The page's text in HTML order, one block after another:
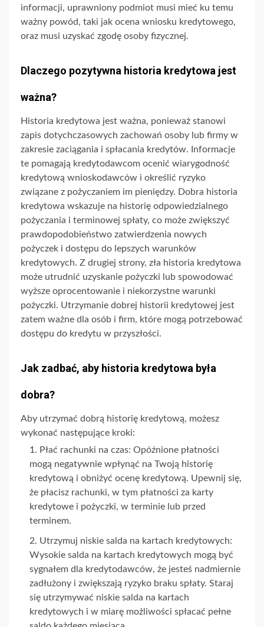
informacji, uprawniony podmiot musi mieć ku temu
ważny powód, taki jak ocena wniosku kredytowego,
oraz musi uzyskać zgodę osoby fizycznej.
Dlaczego pozytywna historia kredytowa jest
ważna?
Historia kredytowa jest ważna, ponieważ stanowi
zapis dotychczasowych zachowań osoby lub firmy w
zakresie zaciągania i spłacania kredytów. Informacje
te pomagają kredytodawcom ocenić wiarygodność
kredytową wnioskodawców i określić ryzyko
związane z pożyczaniem im pieniędzy. Dobra historia
kredytowa wskazuje na historię odpowiedzialnego
pożyczania i terminowej spłaty, co może zwiększyć
prawdopodobieństwo zatwierdzenia nowych
pożyczek i dostępu do lepszych warunków
kredytowych. Z drugiej strony, zła historia kredytowa
może utrudnić uzyskanie pożyczki lub spowodować
wyższe oprocentowanie i niekorzystne warunki
pożyczki. Utrzymanie dobrej historii kredytowej jest
zatem ważne dla osób i firm, które mogą potrzebować
dostępu do kredytu w przyszłości.
Jak zadbać, aby historia kredytowa była
dobra?
Aby utrzymać dobrą historię kredytową, możesz
wykonać następujące kroki:
Płać rachunki na czas: Opóźnione płatności
mogą negatywnie wpłynąć na Twoją historię
kredytową i obniżyć ocenę kredytową. Upewnij się,
że płacisz rachunki, w tym płatności za karty
kredytowe i pożyczki, w terminie lub przed
terminem.
Utrzymuj niskie salda na kartach kredytowych:
Wysokie salda na kartach kredytowych mogą być
sygnałem dla kredytodawców, że jesteś nadmiernie
zadłużony i zwiększają ryzyko braku spłaty. Staraj
się utrzymywać niskie salda na kartach
kredytowych i w miarę możliwości spłacać pełne